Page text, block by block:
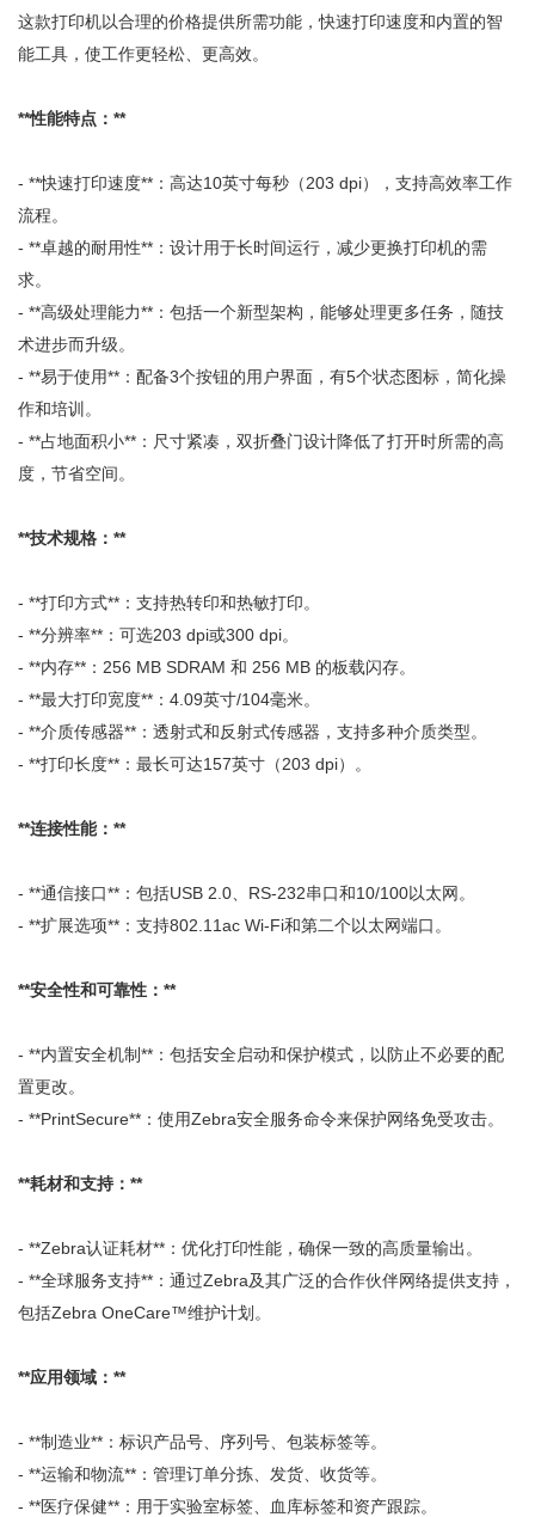
这款打印机以合理的价格提供所需功能，快速打印速度和内置的智
能工具，使工作更轻松、更高效。
**性能特点：**
- **快速打印速度**：高达10英寸每秒（203 dpi），支持高效率工作
流程。
- **卓越的耐用性**：设计用于长时间运行，减少更换打印机的需
求。
- **高级处理能力**：包括一个新型架构，能够处理更多任务，随技
术进步而升级。
- **易于使用**：配备3个按钮的用户界面，有5个状态图标，简化操
作和培训。
- **占地面积小**：尺寸紧凑，双折叠门设计降低了打开时所需的高
度，节省空间。
**技术规格：**
- **打印方式**：支持热转印和热敏打印。
- **分辨率**：可选203 dpi或300 dpi。
- **内存**：256 MB SDRAM 和 256 MB 的板载闪存。
- **最大打印宽度**：4.09英寸/104毫米。
- **介质传感器**：透射式和反射式传感器，支持多种介质类型。
- **打印长度**：最长可达157英寸（203 dpi）。
**连接性能：**
- **通信接口**：包括USB 2.0、RS-232串口和10/100以太网。
- **扩展选项**：支持802.11ac Wi-Fi和第二个以太网端口。
**安全性和可靠性：**
- **内置安全机制**：包括安全启动和保护模式，以防止不必要的配
置更改。
- **PrintSecure**：使用Zebra安全服务命令来保护网络免受攻击。
**耗材和支持：**
- **Zebra认证耗材**：优化打印性能，确保一致的高质量输出。
- **全球服务支持**：通过Zebra及其广泛的合作伙伴网络提供支持，
包括Zebra OneCare™维护计划。
**应用领域：**
- **制造业**：标识产品号、序列号、包装标签等。
- **运输和物流**：管理订单分拣、发货、收货等。
- **医疗保健**：用于实验室标签、血库标签和资产跟踪。